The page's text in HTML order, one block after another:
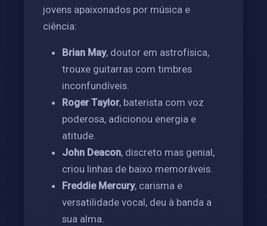
jovens apaixonados por música e
ciência:
Brian May, doutor em astrofísica,
trouxe guitarras com timbres
inconfundíveis.
Roger Taylor, baterista com voz
poderosa, adicionou energia e
atitude.
John Deacon, discreto mas genial,
criou linhas de baixo memoráveis.
Freddie Mercury, carisma e
versatilidade vocal, deu à banda a
sua alma.